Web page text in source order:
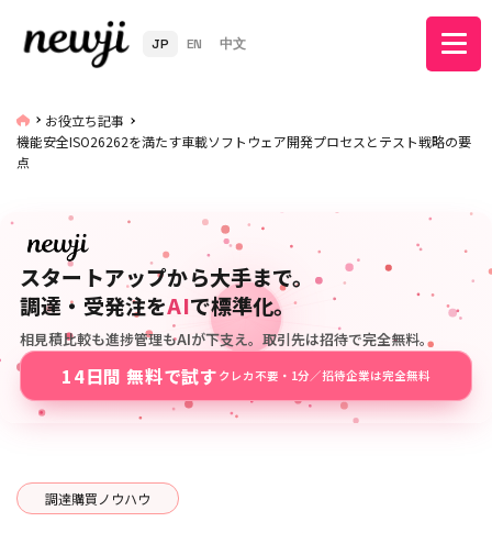
JP EN 中文
お役立ち記事
機能安全ISO26262を満たす車載ソフトウェア開発プロセスとテスト戦略の要
点
スタートアップから大手まで。
調達・受発注をAIで標準化。
相見積比較も進捗管理もAIが下支え。取引先は招待で完全無料。
14日間 無料で試す クレカ不要・1分／招待企業は完全無料
調達購買ノウハウ